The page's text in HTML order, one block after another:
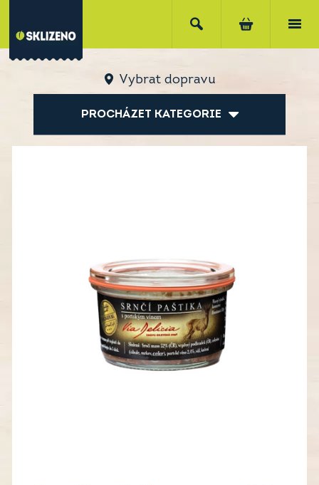
Vybrat dopravu
PROCHÁZET KATEGORIE